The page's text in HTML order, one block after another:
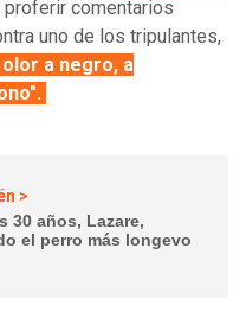
proferir comentarios
uno de los tripulantes,
olor a negro, a
>
30 años, Lazare,
el perro más longevo